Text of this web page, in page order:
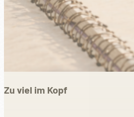
Zu viel im Kopf